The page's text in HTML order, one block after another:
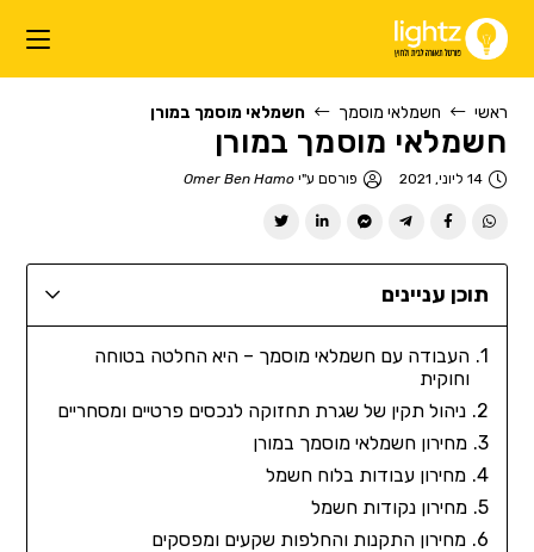
ראשי חשמלאי מוסמך חשמלאי מוסמך במורן
חשמלאי מוסמך במורן
14 ליוני, 2021 פורסם ע"יOmer Ben Hamo
תוכן עניינים
העבודה עם חשמלאי מוסמך – היא החלטה בטוחה
וחוקית
ניהול תקין של שגרת תחזוקה לנכסים פרטיים ומסחריים
מחירון חשמלאי מוסמך במורן
מחירון עבודות בלוח חשמל
מחירון נקודות חשמל
מחירון התקנות והחלפות שקעים ומפסקים